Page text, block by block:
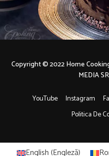
YouTube Instagram
Politica De
Copyright © 2022 Home
MEDIA
English(Engleză)